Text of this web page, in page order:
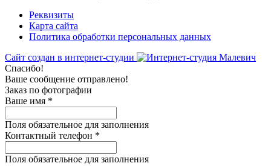
Реквизиты
Карта сайта
Политика обработки персональных данных
Сайт создан в интернет-студии
Спасибо!
Ваше сообщение отправлено!
Заказ по фотографии
Ваше имя *
Поля обязательное для заполнения
Контактный телефон *
Поля обязательное для заполнения